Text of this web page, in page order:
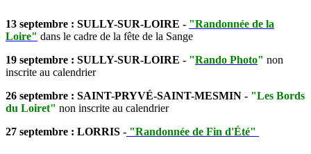
13 septembre : SULLY-SUR-LOIRE - "Randonnée de la
Loire" dans le cadre de la fête de la Sange
19 septembre : SULLY-SUR-LOIRE - "Rando Photo" non
inscrite au calendrier
26 septembre : SAINT-PRYVÉ-SAINT-MESMIN - "Les Bords
du Loiret" non inscrite au calendrier
27 septembre : LORRIS - "Randonnée de Fin d'Été"